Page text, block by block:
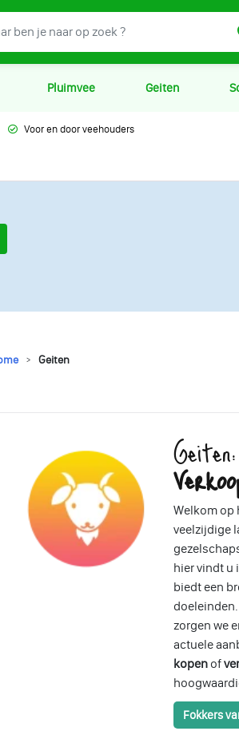
Pluimvee Geiten
Voor en door veehouders
Geiten
Welkom op
veelzijdige
hier vindt u
biedt een
zorgen we
actuele
kopen of
Fokkers